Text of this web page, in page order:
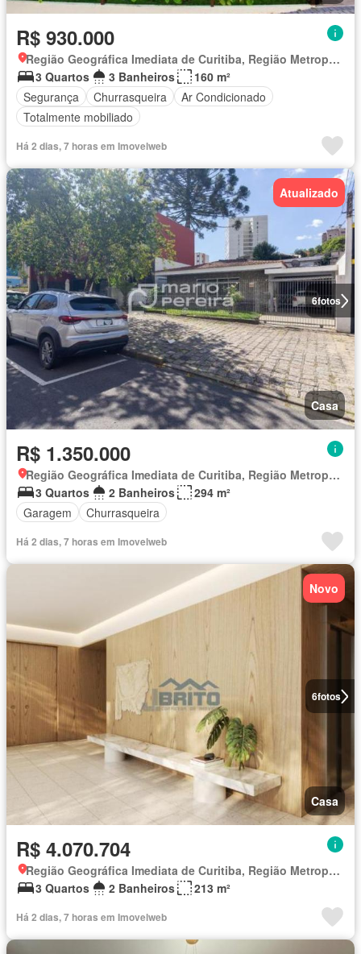
R$ 930.000
Região Geográfica Imediata de Curitiba, Região Metropolitana de Curitiba
3 Quartos
3 Banheiros
160 m²
Segurança
Churrasqueira
Ar Condicionado
Totalmente mobiliado
Há 2 dias, 7 horas em Imovelweb
6fotos
Atualizado
Casa
R$ 1.350.000
Região Geográfica Imediata de Curitiba, Região Metropolitana de Curitiba
3 Quartos
2 Banheiros
294 m²
Garagem
Churrasqueira
Há 2 dias, 7 horas em Imovelweb
6fotos
Novo
Casa
R$ 4.070.704
Região Geográfica Imediata de Curitiba, Região Metropolitana de Curitiba
3 Quartos
2 Banheiros 213 m²
Há 2 dias, 7 horas em Imovelweb